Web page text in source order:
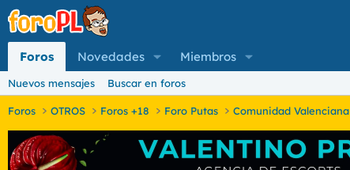
Foros Novedades Miembros
Nuevos mensajes Buscar en foros
Foros OTROS Foros +18 Foro Putas Comunidad Valenciana